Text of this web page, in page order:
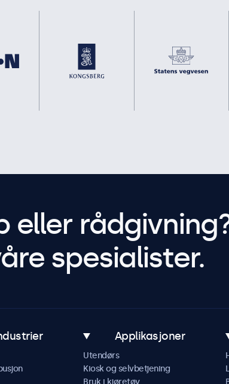
eller
spesialister.
Applikasjoner
Utendørs
Kiosk og selvbetjening